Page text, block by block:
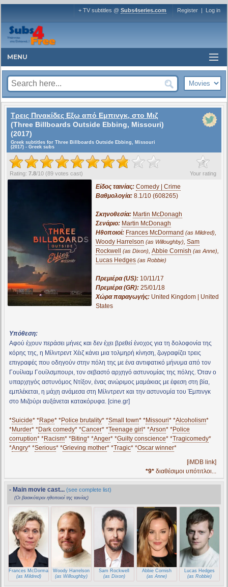
+ TV subtitles @ Subs4series.com Register | Log in
MENU
Τρεις Πινακίδες Εξω από Εμπινγκ, στο Μιζ
(Three Billboards Outside Ebbing, Missouri)
(2017)
Greek subtitles for Three Billboards Outside Ebbing, Missouri
(2017) - Greek subs
?
Your rating
Rating: 7.8/10 (89 votes cast)
Είδος ταινίας: Comedy | Crime
Βαθμολογία: 8.1/10 (608265)
Σκηνοθεσία: Martin McDonagh
Σενάριο: Martin McDonagh
Ηθοποιοί: Frances McDormand (as Mildred),
Woody Harrelson (as Willoughby), Sam
Rockwell
(as Dixon), Abbie Cornish (as Anne),
Lucas Hedges (as Robbie)
Πρεμιέρα (US): 10/11/17
Πρεμιέρα (GR): 25/01/18
Χώρα παραγωγής: United Kingdom | United
States
Υπόθεση:
Αφού έχουν περάσει μήνες και δεν έχει βρεθεί ένοχος για τη δολοφονία της
κόρης της, η Μίλντρεντ Χέιζ κάνει μια τολμηρή κίνηση, ζωγραφίζει τρεις
επιγραφές που οδηγούν στην πόλη της με ένα αντιφατικό μήνυμα από τον
Γουίλιαμ Γουίλσμπουρι, τον σεβαστό αρχηγό αστυνομίας της πόλης. Όταν ο
υπαρχηγός αστυνόμος Ντίξον, ένας ανώριμος μαμάκιας με έφεση στη βία,
εμπλέκεται, η μάχη ανάμεσα στη Μίλντρεντ και την αστυνομία του Έμπινγκ
στο Μιζούρι αυξάνεται κατακόρυφα. [cine.gr]
*Suicide* *Rape* *Police brutality* *Small town* *Missouri* *Alcoholism*
*Murder* *Dark comedy* *Cancer* *Teenage girl * *Arson* *Police
corruption* *Racism* *Biting* *Anger* *Guilty conscience* *Tragicomedy*
*Angry* *Serious* *Grieving mother* *Tragic* *Oscar winner*
[iMDB link]
*9* διαθέσιμοι υπότιτλοι...
- Main movie cast... (see complete list)
(Οι βασικότεροι ηθοποιοί της ταινίας)
Frances McDormand
(as Mildred)
Woody Harrelson
(as Willoughby)
Sam Rockwell
(as Dixon)
Abbie Cornish
(as Anne)
Lucas Hedges
(as Robbie)